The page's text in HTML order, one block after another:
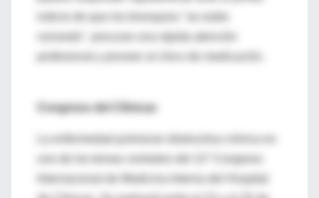
indicio de que los bronquios "se están
Congreso del Clínicas
uno de los temas centrales del 11º Congreso